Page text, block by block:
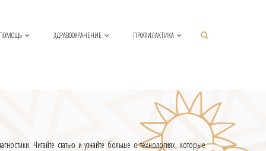
ЗДРАВООХРАНЕНИЕ ПРОФИЛАКТИКА
Читайте статью и узнайте больше о технологиях, которые